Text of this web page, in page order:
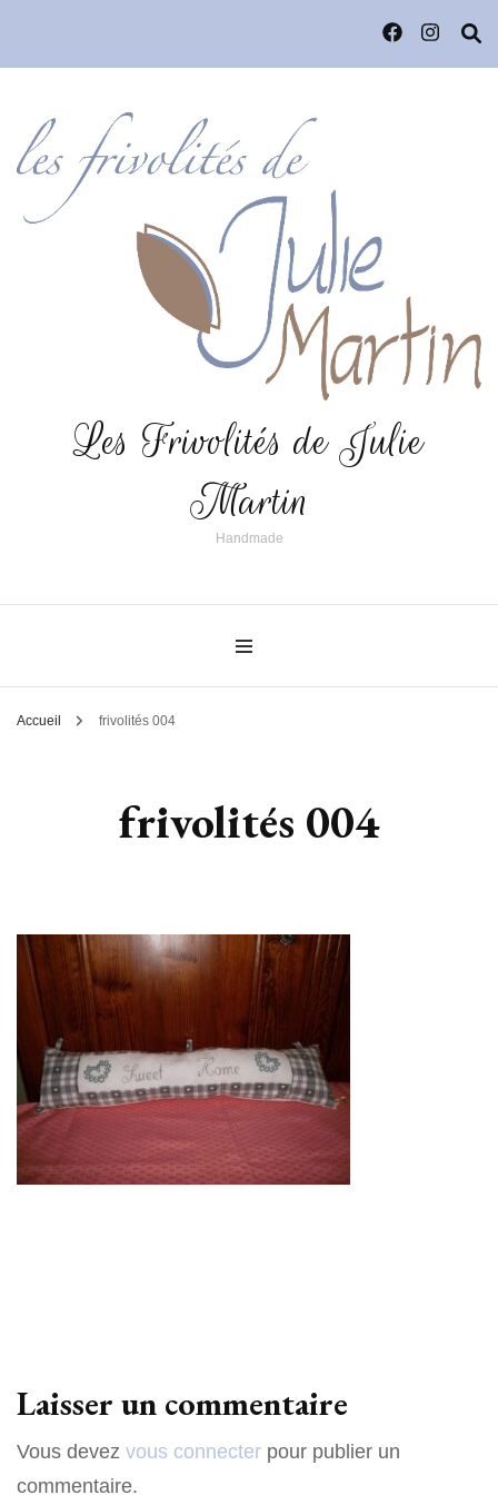
Les Frivolités de Julie
Martin
Handmade
Accueil frivolités 004
frivolités 004
Laisser un commentaire
Vous devez vous connecter pour publier un
commentaire.